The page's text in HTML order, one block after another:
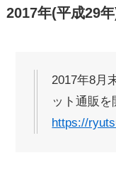
2017年(平成29
2017年8月
ット通販を
https://